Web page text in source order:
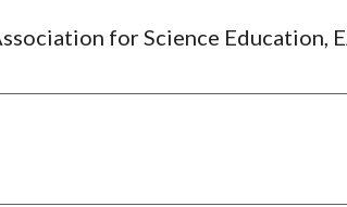
for Science Education,